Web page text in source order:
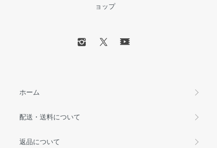
ョップ
ホーム
配送・送料について
返品について